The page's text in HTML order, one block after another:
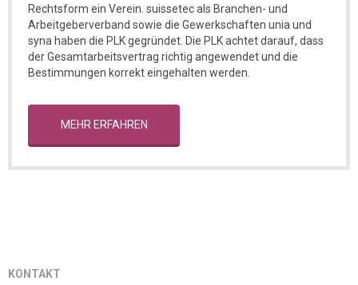
Rechtsform ein Verein. suissetec als Branchen- und
Arbeitgeberverband sowie die Gewerkschaften unia und
syna haben die PLK gegründet. Die PLK achtet darauf, dass
der Gesamtarbeitsvertrag richtig angewendet und die
Bestimmungen korrekt eingehalten werden.
MEHR ERFAHREN
KONTAKT